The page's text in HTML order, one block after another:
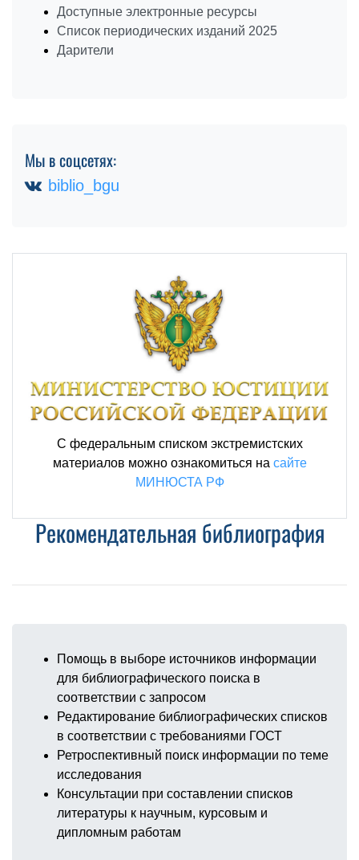
Доступные электронные ресурсы
Список периодических изданий 2025
Дарители
Мы в соцсетях:
biblio_bgu
С федеральным списком экстремистских
материалов можно ознакомиться на сайте
МИНЮСТА РФ
Рекомендательная библиография
Помощь в выборе источников информации
для библиографического поиска в
соответствии с запросом
Редактирование библиографических списков
в соответствии с требованиями ГОСТ
Ретроспективный поиск информации по теме
исследования
Консультации при составлении списков
литературы к научным, курсовым и
дипломным работам